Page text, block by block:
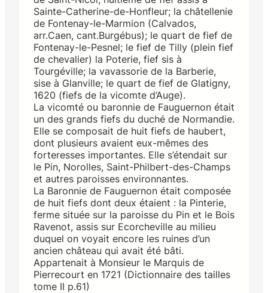
Sainte-Catherine-de-Honfleur; la châtellenie
de Fontenay-le-Marmion (Calvados,
arr.Caen, cant.Burgébus); le quart de fief de
Fontenay-le-Pesnel; le fief de Tilly (plein fief
de chevalier) la Poterie, fief sis à
Tourgéville; la vavassorie de la Barberie,
sise à Glanville; le quart de fief de Glatigny,
1620 (fiefs de la vicomte d’Auge).
La vicomté ou baronnie de Fauguernon était
un des grands fiefs du duché de Normandie.
Elle se composait de huit fiefs de haubert,
dont plusieurs avaient eux-mêmes des
forteresses importantes. Elle s’étendait sur
le Pin, Norolles, Saint-Philbert-des-Champs
et autres paroisses environnantes.
La Baronnie de Fauguernon était composée
de huit fiefs dont deux étaient : la Pinterie,
ferme située sur la paroisse du Pin et le Bois
Ravenot, assis sur Ecorcheville au milieu
duquel on voyait encore les ruines d’un
ancien château qui avait été bâti.
Appartenait à Monsieur le Marquis de
Pierrecourt en 1721 (Dictionnaire des tailles
tome II p.61)